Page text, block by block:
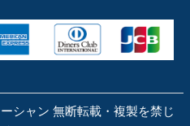
シャン 無断転載・複製を禁じ